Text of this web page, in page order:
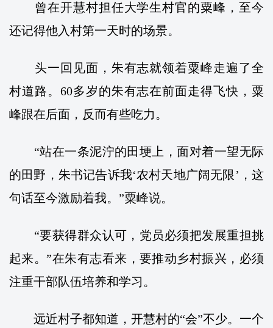
曾在开慧村担任大学生村官的粟峰，至今
还记得他入村第一天时的场景。
头一回见面，朱有志就领着粟峰走遍了全
村道路。60多岁的朱有志在前面走得飞快，粟
峰跟在后面，反而有些吃力。
“站在一条泥泞的田埂上，面对着一望无际
的田野，朱书记告诉我‘农村天地广阔无限’，这
句话至今激励着我。”粟峰说。
“要获得群众认可，党员必须把发展重担挑
起来。”在朱有志看来，要推动乡村振兴，必须
注重干部队伍培养和学习。
远近村子都知道，开慧村的“会”不少。一个